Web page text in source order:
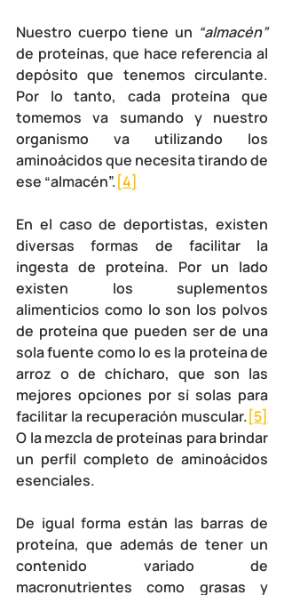
Nuestro cuerpo tiene un “almacén”
de proteínas, que hace referencia al
depósito que tenemos circulante.
Por lo tanto, cada proteína que
tomemos va sumando y nuestro
organismo va utilizando los
aminoácidos que necesita tirando de
ese “almacén”.[4]
En el caso de deportistas, existen
diversas formas de facilitar la
ingesta de proteína. Por un lado
existen los suplementos
alimenticios como lo son los polvos
de proteína que pueden ser de una
sola fuente como lo es la proteína de
arroz o de chícharo, que son las
mejores opciones por sí solas para
facilitar la recuperación muscular.[5]
O la mezcla de proteínas para brindar
un perfil completo de aminoácidos
esenciales.
De igual forma están las barras de
proteína, que además de tener un
contenido variado de
macronutrientes como grasas y